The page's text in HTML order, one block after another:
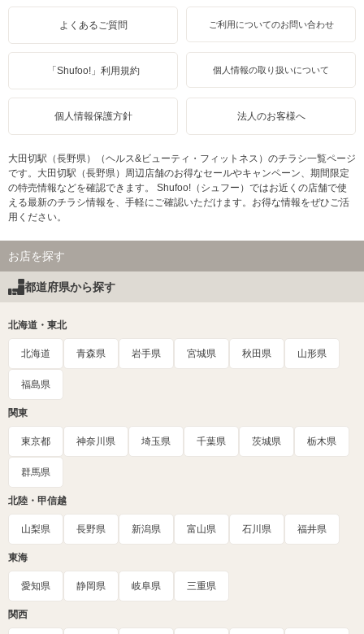
よくあるご質問 ご利用についてのお問い合わせ
「Shufoo!」利用規約 個人情報の取り扱いについて
個人情報保護方針 法人のお客様へ
大田切駅（長野県）（ヘルス&ビューティ・フィットネス）のチラシ一覧ページ
です。大田切駅（長野県）周辺店舗のお得なセールやキャンペーン、期間限定
の特売情報などを確認できます。 Shufoo!（シュフー）ではお近くの店舗で使
える最新のチラシ情報を、手軽にご確認いただけます。お得な情報をぜひご活
用ください。
お店を探す
都道府県から探す
北海道・東北
北海道 青森県 岩手県 宮城県 秋田県 山形県
福島県
関東
東京都 神奈川県 埼玉県 千葉県 茨城県 栃木県
群馬県
北陸・甲信越
山梨県 長野県 新潟県 富山県 石川県 福井県
東海
愛知県 静岡県 岐阜県 三重県
関西